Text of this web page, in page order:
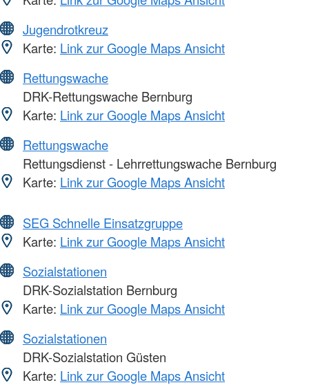
Jugendrotkreuz
Karte: Link zur Google Maps Ansicht
Rettungswache
DRK-Rettungswache Bernburg
Karte: Link zur Google Maps Ansicht
Rettungswache
Rettungsdienst - Lehrrettungswache Bernburg
Karte: Link zur Google Maps Ansicht
SEG Schnelle Einsatzgruppe
Karte: Link zur Google Maps Ansicht
Sozialstationen
DRK-Sozialstation Bernburg
Karte: Link zur Google Maps Ansicht
Sozialstationen
DRK-Sozialstation Güsten
Karte: Link zur Google Maps Ansicht